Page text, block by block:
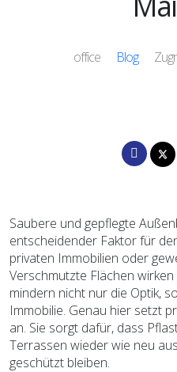
office Blog
Saubere und gepflegte
entscheidender Faktor für
privaten Immobilien oder
Verschmutzte Flächen
mindern nicht nur die Optik,
Immobilie. Genau hier setzt
an. Sie sorgt dafür, dass
Terrassen wieder wie neu
geschützt bleiben.